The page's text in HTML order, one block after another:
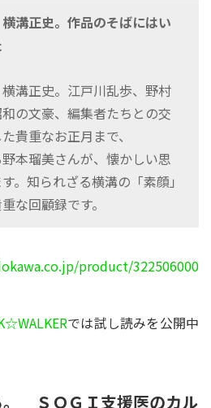
溝正史。作品のそばにはい
溝正史。江戸川乱歩、野村
の文豪、編集者たちとの交
貴重なお正月まで、
本瑠美さんが、懐かしい思
。知られざる横溝の「素顔」
な回顧録です。
product/322506000
では試し読みを公開中
。 ＳＯＧＩ支援医のカル